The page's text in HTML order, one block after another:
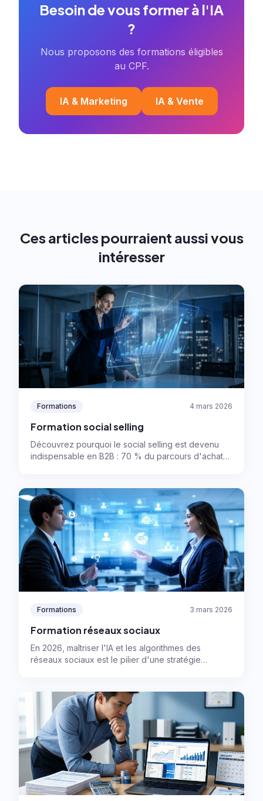
Besoin de vous former à l'IA
?
Nous proposons des formations éligibles
au CPF.
IA & Marketing IA & Vente
Ces articles pourraient aussi vous
intéresser
Formations 4 mars 2026
Formation social selling
Découvrez pourquoi le social selling est devenu
indispensable en B2B : 70 % du parcours d'achat
Apprenez à construire votre personal branding et
transformer votre visibilité en signatures.
Formations 3 mars 2026
Formation réseaux sociaux
En 2026, maîtriser l'IA et les algorithmes des
réseaux sociaux est le pilier d'une stratégie
optimiser vos coûts et capitaliser sur le live
shopping.